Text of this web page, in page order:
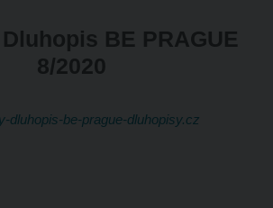
BE PRAGUE
8/2020